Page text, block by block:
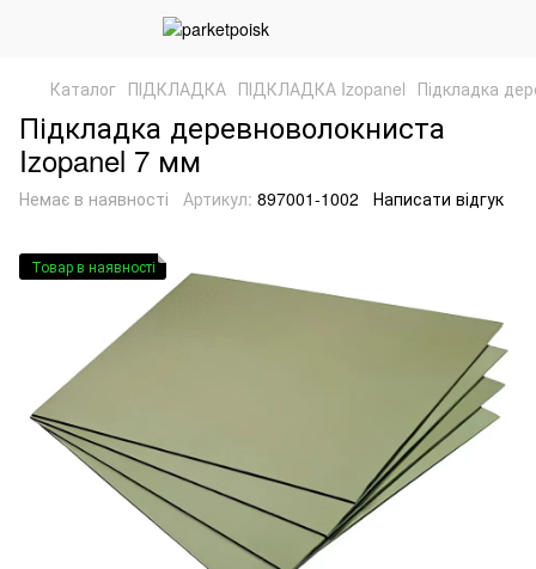
Каталог ПІДКЛАДКА ПІДКЛАДКА Izopanel Підкладка
Підкладка деревноволокниста
Izopanel 7 мм
Немає в наявності Артикул: 897001-1002 Написати відгук
Товар в наявності